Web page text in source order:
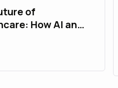
of
How AI and
Patient